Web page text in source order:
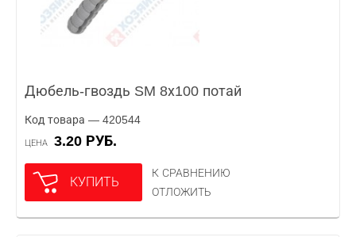
Дюбель-гвоздь SM 8х100 потай
Код товара — 420544
ЦЕНА 3.20 РУБ.
КУПИТЬ
К СРАВНЕНИЮ
ОТЛОЖИТЬ